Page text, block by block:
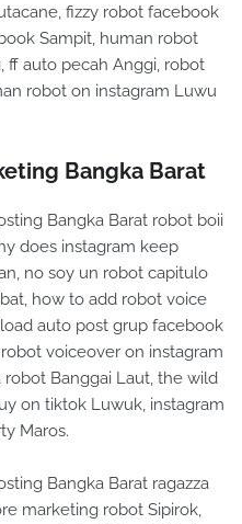
fizzy robot facebook
Sampit, human robot
ff auto pecah Anggi, robot
robot on instagram Luwu
Bangka Barat
Bangka Barat robot boii
does instagram keep
no soy un robot capitulo
how to add robot voice
auto post grup facebook
voiceover on instagram
Banggai Laut, the wild
on tiktok Luwuk, instagram
Maros.
Bangka Barat ragazza
marketing robot Sipirok,